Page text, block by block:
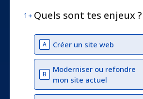
1 Quels sont tes enjeux ?
A Créer un site web
B
Moderniser ou refondre
mon site actuel